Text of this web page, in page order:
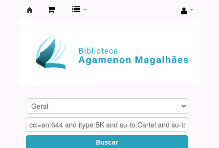
Agamenon
Magalhães
Buscar